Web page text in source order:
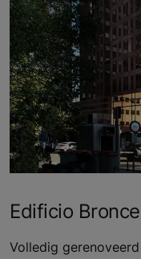
Edificio
Volledig